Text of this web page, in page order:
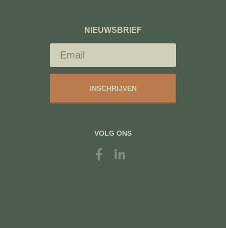
NIEUWSBRIEF
INSCHRIJVEN
VOLG ONS